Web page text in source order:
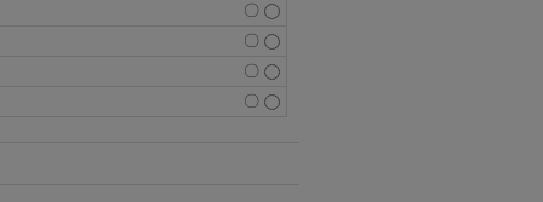
〇
〇
〇
〇